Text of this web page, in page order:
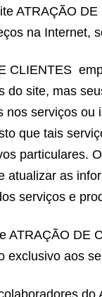
ATRAÇÃO
na Internet,
CLIENTES
do site, mas
nos serviços ou
que tais
particulares.
atualizar as
serviços e
ATRAÇÃO DE
exclusivo aos
do